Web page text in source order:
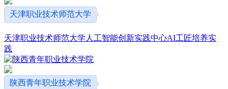
天津职业技术师范大学
天津职业技术师范大学人工智能创新实践中心AI工匠培养实
践
陕西青年职业技术学院